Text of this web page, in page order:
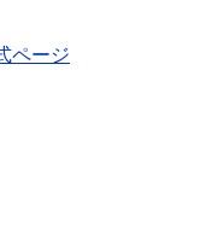
ページ